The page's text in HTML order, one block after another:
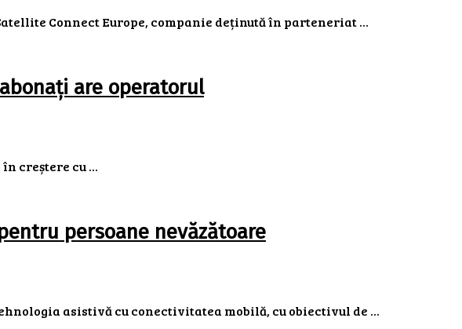
Connect Europe, companie deținută în parteneriat ...
are operatorul
creștere cu ...
persoane nevăzătoare
asistivă cu conectivitatea mobilă, cu obiectivul de ...